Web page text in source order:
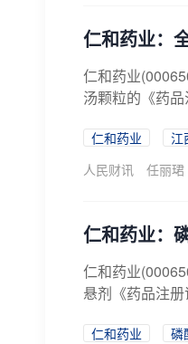
仁和药业：
仁和药业
汤颗粒的《药
仁和药业 江
人民财讯
任丽珺
仁和药业：
仁和药业
悬剂《药品注
仁和药业 磷